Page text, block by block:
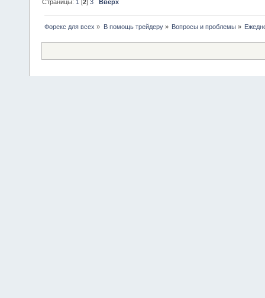
Страницы: 1 [2]3 Вверх
Форекс для всех » В помощь трейдеру» Вопросы и проблемы»